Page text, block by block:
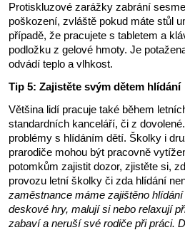
Protiskluzové zarážky zabrání
poškození, zvláště pokud máte stůl
případě, že pracujete s tabletem a
podložku z gelové hmoty. Je
odvádí teplo a vlhkost.
Tip 5: Zajistěte svým dětem hlídání
Většina lidí pracuje také během
standardních kanceláří, či z
problémy s hlídáním dětí. Školky i
prarodiče mohou být pracovně
potomkům zajistit dozor, zjistěte si,
provozu letní školky či zda hlídání
zaměstnance máme zajištěno
deskové hry, malují si nebo relaxují
zabaví a neruší své rodiče při práci.